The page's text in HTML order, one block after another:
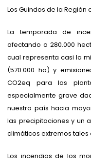
Los Guindos de la Región
La temporada de
afectando a 280.000
cual representa casi la
(570.000 ha) y
CO2eq para las
especialmente grave
nuestro país hacia
las precipitaciones y un
climáticos extremos
Los incendios de los